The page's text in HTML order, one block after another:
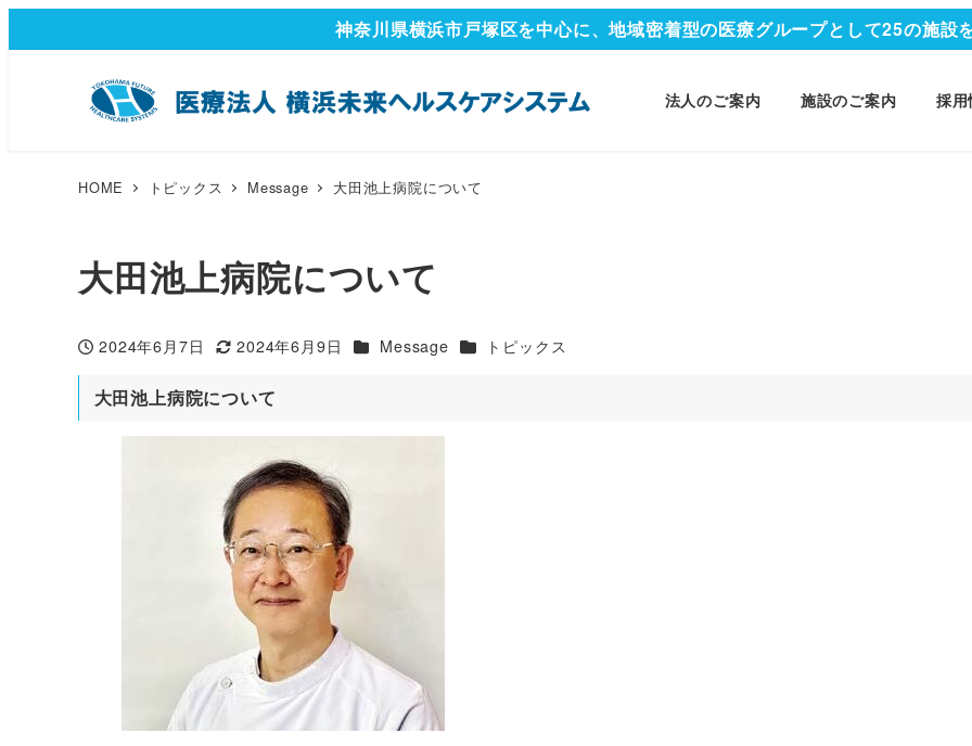
神奈川県横浜市戸塚区を中心に、地域密着型の医療グループとして25の施設
法人のご案内 施設のご案内 採用
HOME トピックス Message 大田池上病院について
大田池上病院について
投稿日
2024年6月7日
更新日
2024年6月9日 カテゴリー
Message カテゴリー
トピックス
大田池上病院について